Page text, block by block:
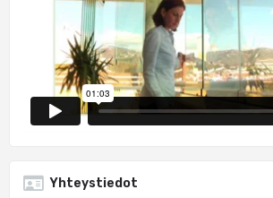
Yhteystiedot